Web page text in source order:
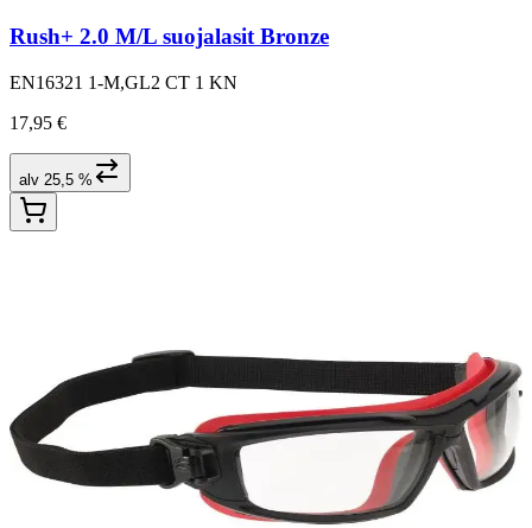
Rush+ 2.0 M/L suojalasit Bronze
EN16321 1-M,GL2 CT 1 KN
17,95 €
alv 25,5 %